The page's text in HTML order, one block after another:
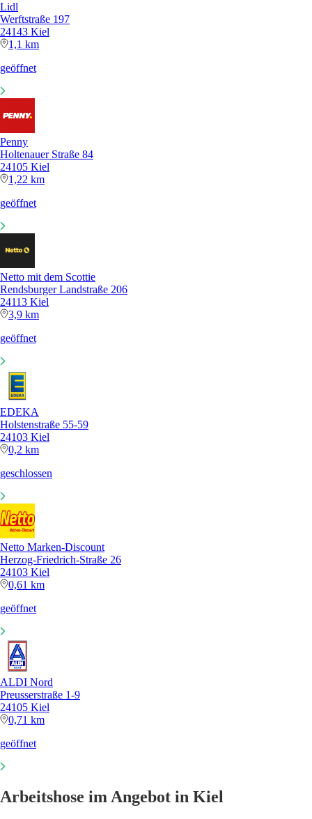
Lidl
Werftstraße 197
24143 Kiel
1,1 km
geöffnet
Penny
Holtenauer Straße 84
24105 Kiel
1,22 km
geöffnet
Netto mit dem Scottie
Rendsburger Landstraße 206
24113 Kiel
3,9 km
geöffnet
EDEKA
Holstenstraße 55-59
24103 Kiel
0,2 km
geschlossen
Netto Marken-Discount
Herzog-Friedrich-Straße 26
24103 Kiel
0,61 km
geöffnet
ALDI Nord
Preusserstraße 1-9
24105 Kiel
0,71 km
geöffnet
Arbeitshose im Angebot in Kiel